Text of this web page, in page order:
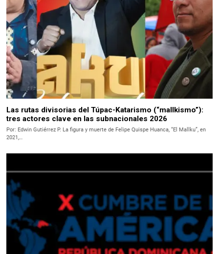
Las rutas divisorias del Túpac-Katarismo (“mallkismo”):
tres actores clave en las subnacionales 2026
Por: Edwin Gutiérrez P. La figura y muerte de Felipe Quispe Huanca, “El Mallku”, en
2021,…